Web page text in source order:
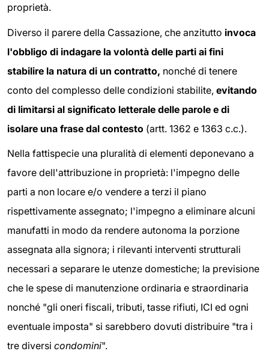
proprietà.
Diverso il parere della Cassazione, che anzitutto invoca
l'obbligo di indagare la volontà delle parti ai fini
stabilire la natura di un contratto, nonché di tenere
conto del complesso delle condizioni stabilite, evitando
di limitarsi al significato letterale delle parole e di
isolare una frase dal contesto (artt. 1362 e 1363 c.c.).
Nella fattispecie una pluralità di elementi deponevano a
favore dell'attribuzione in proprietà: l'impegno delle
parti a non locare e/o vendere a terzi il piano
rispettivamente assegnato; l'impegno a eliminare alcuni
manufatti in modo da rendere autonoma la porzione
assegnata alla signora; i rilevanti interventi strutturali
necessari a separare le utenze domestiche; la previsione
che le spese di manutenzione ordinaria e straordinaria
nonché "gli oneri fiscali, tributi, tasse rifiuti, ICI ed ogni
eventuale imposta" si sarebbero dovuti distribuire "tra i
tre diversi condomini".